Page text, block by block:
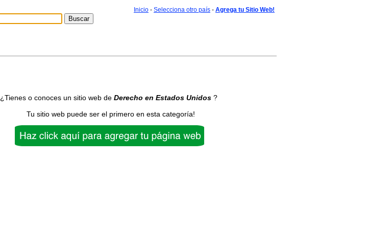
Inicio - Selecciona otro país - Agrega tu Sitio Web!
¿Tienes o conoces un sitio web de Derecho en Estados Unidos?
Tu sitio web puede ser el primero en esta categoría!